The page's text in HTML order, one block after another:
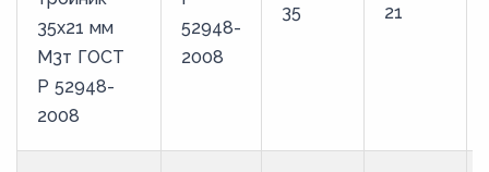
35х21 мм
М3т ГОСТ
Р 52948-
2008
52948-
2008
35 21